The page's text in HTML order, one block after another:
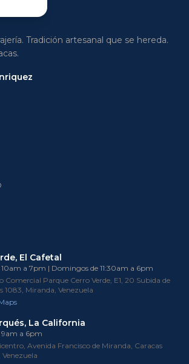
Tradición artesanal que se hereda.
El Cafetal
10am a 7pm | Domingos de 11:30am a 6pm
Comercial Parque Cerro Verde, E1, 20 Subida de
1083, Miranda, Venezuela
La California
9am a 6pm
Avenida Francisco de Miranda, Caracas